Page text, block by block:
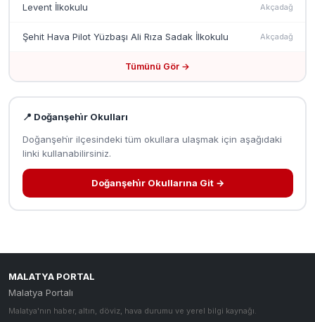
Levent İlkokulu Akçadağ
Şehit Hava Pilot Yüzbaşı Ali Rıza Sadak İlkokulu Akçadağ
Tümünü Gör →
📍 Doğanşehi̇r Okulları
Doğanşehi̇r ilçesindeki tüm okullara ulaşmak için aşağıdaki
linki kullanabilirsiniz.
Doğanşehi̇r Okullarına Git →
MALATYA PORTAL
Malatya Portalı
Malatya'nın haber, altın, döviz, hava durumu ve yerel bilgi kaynağı.